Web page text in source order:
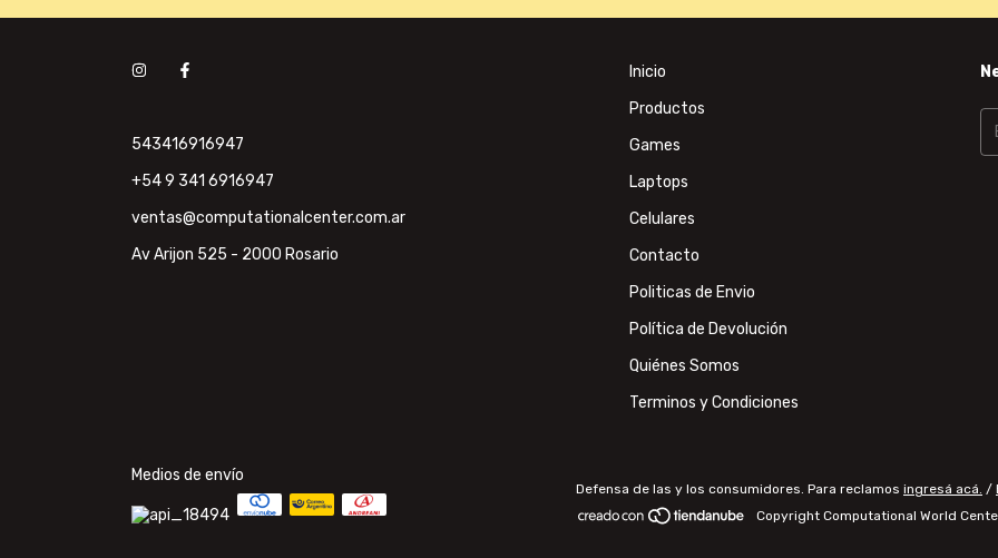
543416916947
+54 9 341 6916947
ventas@computationalcenter.com.ar
Av Arijon 525 - 2000 Rosario
Inicio
Productos
Games
Laptops
Celulares
Contacto
Politicas de Envio
Política de Devolución
Quiénes Somos
Terminos y Condiciones
Medios de envío
Defensa de las y los consumidores. Para reclamos ingresá acá. /
Copyright Computational World